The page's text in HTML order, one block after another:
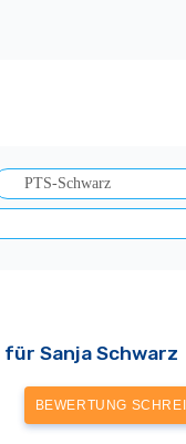
PTS-Schwarz
Sanja Schwarz
BEWERTUNG